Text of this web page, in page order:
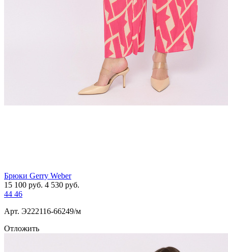
Брюки Gerry Weber
15 100 руб. 4 530 руб.
44 46
Арт. Э222116-66249/м
Отложить